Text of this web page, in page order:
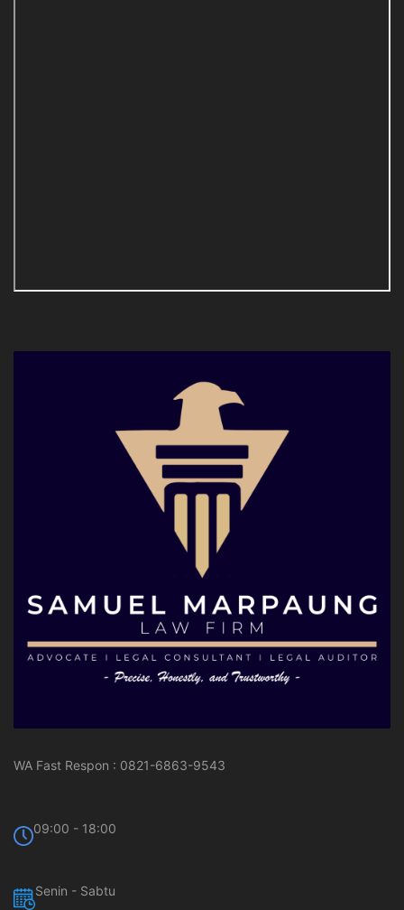
WA Fast Respon : 0821-6863-9543
09:00 - 18:00
Senin - Sabtu